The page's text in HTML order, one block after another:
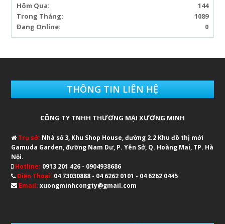
144
Hôm Qua:
1089
Trong Tháng:
0
Đang Online:
THÔNG TIN LIÊN HỆ
CÔNG TY TNHH THƯƠNG MẠI XƯƠNG MINH
Trụ sở: Nhà số 3, Khu Shop House, đường 2.2 Khu đô thị mới
Gamuda Garden, đường Nam Dư, P. Yên Sở, Q. Hoàng Mai, TP. Hà
Nội.
Hotline: 0913 201 426 - 0904938686
Điện Thoại: 04 73030888 - 04 6262 0101 - 04 6262 0445
Email: xuongminhcongty@gmail.com